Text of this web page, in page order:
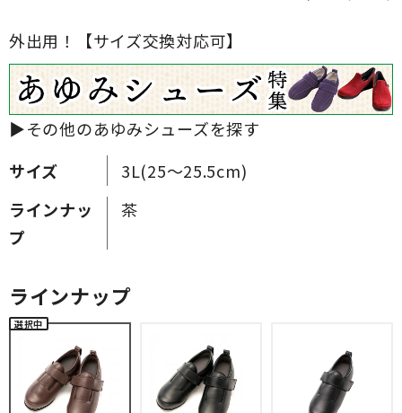
外出用！【サイズ交換対応可】
サイズ
3L(25～25.5cm)
ラインナッ
プ
茶
ラインナップ
▶その他のあゆみシューズを探す